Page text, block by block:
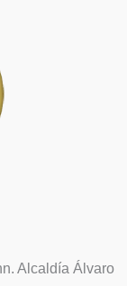
Alcaldía Álvaro